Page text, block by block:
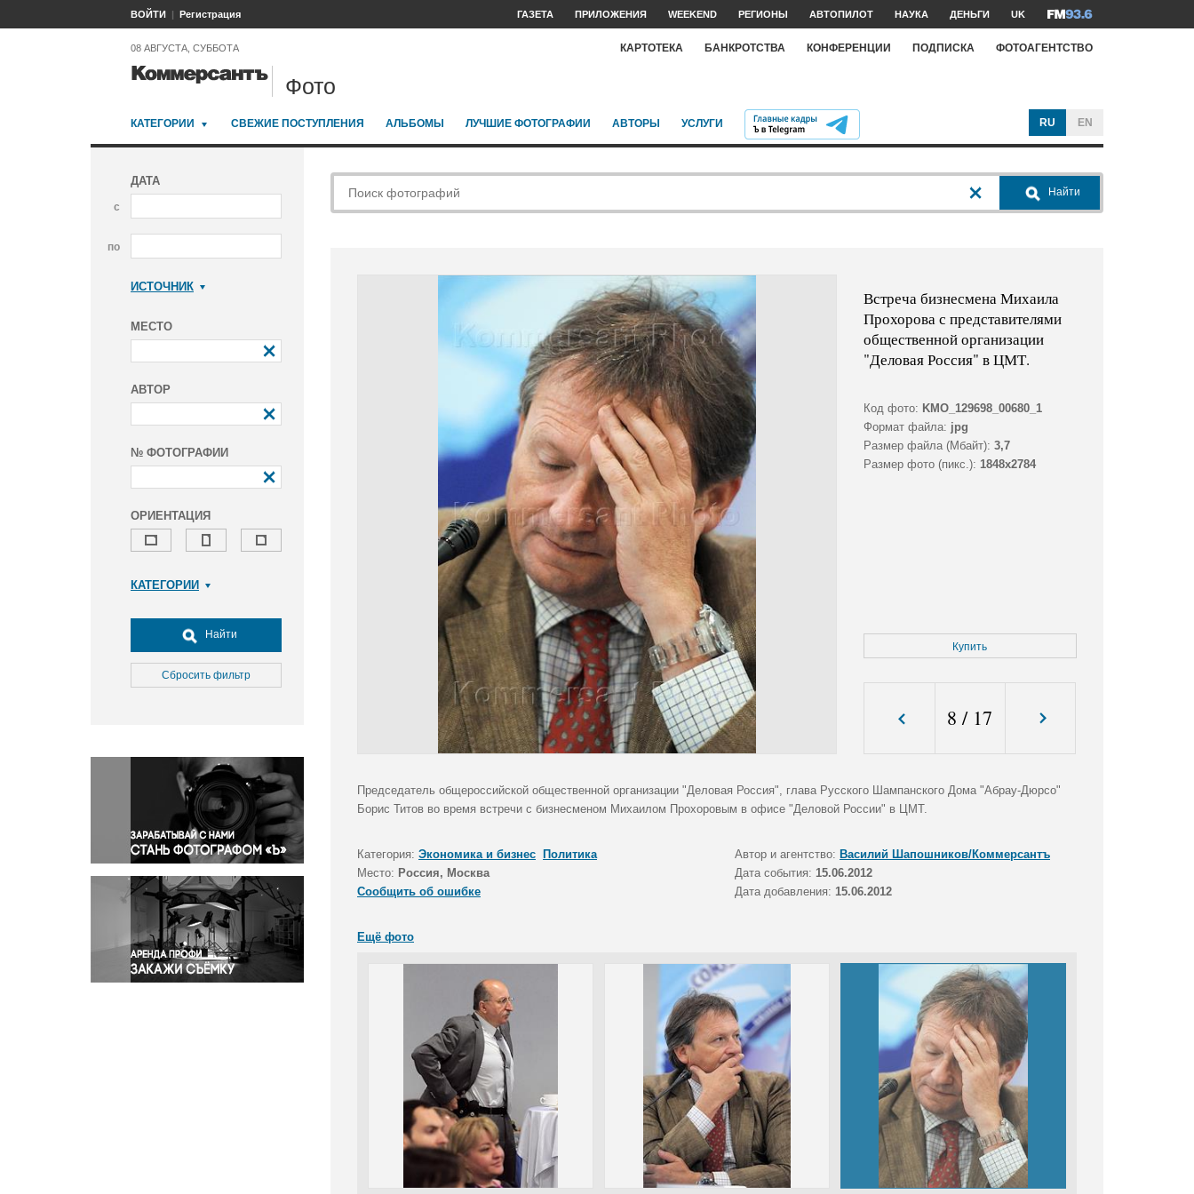
ВОЙТИ Регистрация ГАЗЕТА ПРИЛОЖЕНИЯ WEEKEND РЕГИОНЫ АВТОПИЛОТ НАУКА ДЕНЬГИ UK
08 АВГУСТА, СУББОТА КАРТОТЕКА БАНКРОТСТВА КОНФЕРЕНЦИИ ПОДПИСКА ФОТОАГЕНТСТВО
Фото
КАТЕГОРИИ СВЕЖИЕ ПОСТУПЛЕНИЯ АЛЬБОМЫ ЛУЧШИЕ ФОТОГРАФИИ АВТОРЫ УСЛУГИ RU EN
ДАТА
с
по
ИСТОЧНИК
МЕСТО
АВТОР
№ ФОТОГРАФИИ
ОРИЕНТАЦИЯ
КАТЕГОРИИ
Досуг, туризм и отдых
Культура
Медицина
Окружающая среда
Политика
Правосудие
Происшествия и конфликты
Религия
Светская жизнь
Спорт
Экология
Экономика и бизнес
Найти
Сбросить фильтр
Найти
Встреча бизнесмена Михаила
Прохорова с представителями
общественной организации
"Деловая Россия" в ЦМТ.
Код фото: KMO_129698_00680_1
Формат файла: jpg
Размер файла (Мбайт): 3,7
Размер фото (пикс.): 1848x2784
Купить
8 / 17
Председатель общероссийской общественной организации "Деловая Россия", глава Русского Шампанского Дома "Абрау-Дюрсо"
Борис Титов во время встречи с бизнесменом Михаилом Прохоровым в офисе "Деловой России" в ЦМТ.
Категория: Экономика и бизнес Политика Автор и агентство: Василий Шапошников/Коммерсантъ
Место: Россия, Москва Дата события: 15.06.2012
Сообщить об ошибке
Дата добавления: 15.06.2012
Ещё фото